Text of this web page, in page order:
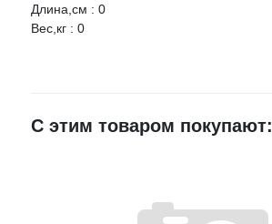
Длина,см : 0
Вес,кг : 0
С этим товаром покупают: